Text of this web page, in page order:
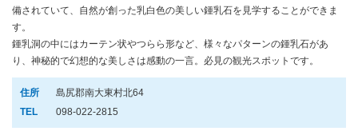
備されていて、自然が創った乳白色の美しい鍾乳石を見学することができま
す。
鍾乳洞の中にはカーテン状やつらら形など、様々なパターンの鍾乳石があ
り、神秘的で幻想的な美しさは感動の一言。必見の観光スポットです。
住所
島尻郡南大東村北64
TEL
098-022-2815